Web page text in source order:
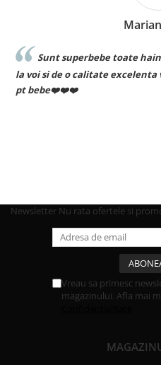
Mariana
Sunt superbebe toate
si de o calitate excelenta voi
Newsletter Nu rata ofertele si
Vreau sa primesc
magazinului. Afla mai